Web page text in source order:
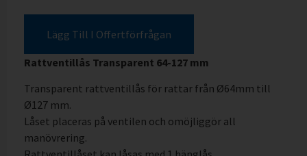
Lägg Till I Offertförfrågan
Rattventillås Transparent 64-127 mm
Transparent rattventillås för rattar från Ø64mm till
Ø127 mm.
Låset placeras på ventilen och omöjliggör all
manövrering.